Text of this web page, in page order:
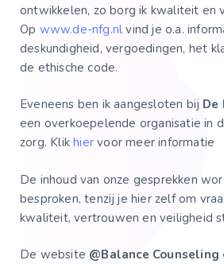
ontwikkelen, zo borg ik kwaliteit en
Op www.de-nfg.nl vind je o.a.
deskundigheid, vergoedingen, het
de ethische code.
Eveneens ben ik aangesloten bij De
een overkoepelende organisatie in
zorg. Klikhier voor meer informatie
De inhoud van onze gesprekken
besproken, tenzij je hier zelf om
kwaliteit, vertrouwen en veiligheid
De website @Balance Counseling